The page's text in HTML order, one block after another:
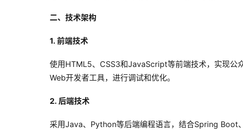
二、技术架构
1. 前端技术
使用HTML5、CSS3和JavaScript等前端技术，实现公
Web开发者工具，进行调试和优化。
2. 后端技术
采用Java、Python等后端编程语言，结合Spring Boot